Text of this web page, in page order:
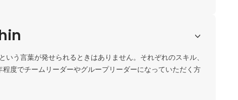
う言葉が発せられるときはありません。それぞれのスキル、
度でチームリーダーやグループリーダーになっていただく方